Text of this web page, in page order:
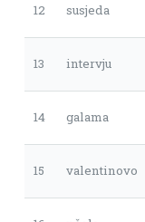
12 susjeda
13 intervju
14 galama
15 valentinovo